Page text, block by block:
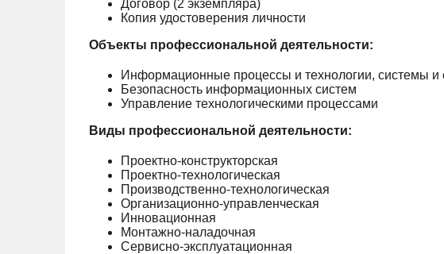
Договор (2 экземпляра)
Копия удостоверения личности
Объекты профессиональной деятельности:
Информационные процессы и технологии, системы и
Безопасность информационных систем
Управление технологическими процессами
Виды профессиональной деятельности:
Проектно-конструкторская
Проектно-технологическая
Производственно-технологическая
Организационно-управленческая
Инновационная
Монтажно-наладочная
Сервисно-эксплуатационная